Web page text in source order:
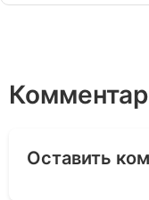
Оставить